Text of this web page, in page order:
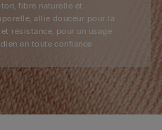
fibre naturelle et
allie douceur pour la
et résistance, pour un usage
en toute confiance